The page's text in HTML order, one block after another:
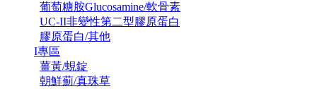
葡萄糖胺Glucosamine/軟骨素
UC-II非變性第二型膠原蛋白
膠原蛋白/其他
I專區
薑黃/蜆錠
朝鮮薊/真珠草